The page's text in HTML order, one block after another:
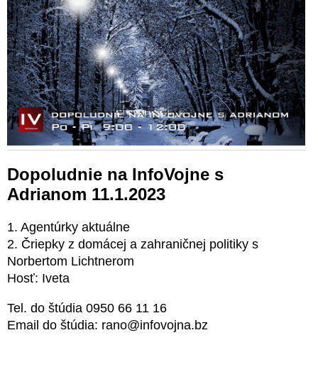
Dopoludnie na InfoVojne s
Adrianom 11.1.2023
1. Agentúrky aktuálne
2. Čriepky z domácej a zahraničnej politiky s
Norbertom Lichtnerom
Hosť: Iveta
Tel. do štúdia 0950 66 11 16
Email do štúdia: rano@infovojna.bz